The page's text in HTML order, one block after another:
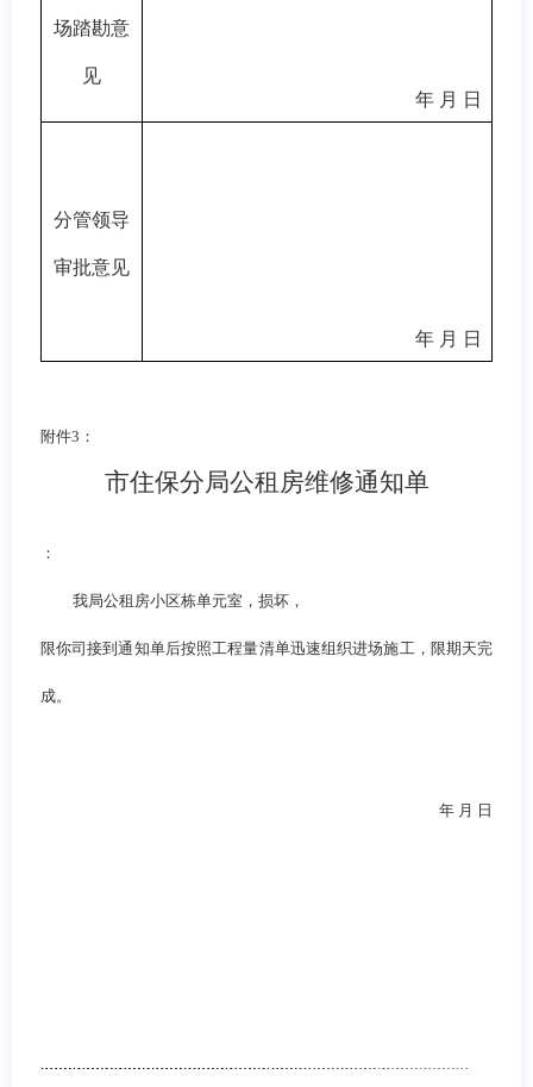
场踏勘意
见
年 月 日
分管领导
审批意见
年 月 日
附件3 ：
市住保分局公租房维修通知单
：
我局公租房小区栋单元室，损坏，
限你司接到通知单后按照工程量清单迅速组织进场施工，限期天完
成。
年 月 日